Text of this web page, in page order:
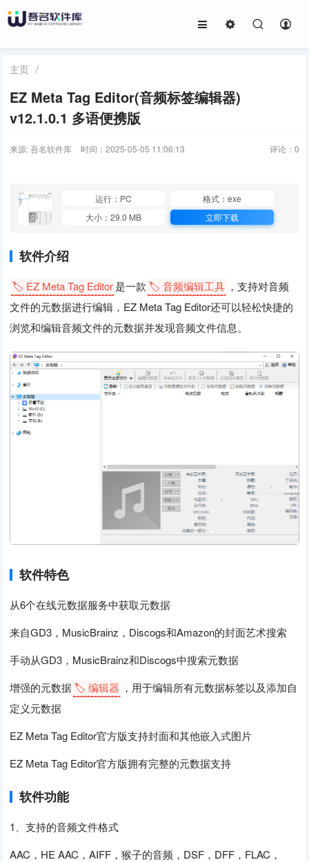
主页 /
EZ Meta Tag Editor(音频标签编辑器)
v12.1.0.1 多语便携版
来源: 吾名软件库 时间：2025-05-05 11:06:13 评论： 0
运行：PC
格式：exe
大小：29.0 MB
立即下载
软件介绍
🏷️ EZ Meta Tag Editor是一款 🏷️ 音频编辑工具 ，支持对音频
文件的元数据进行编辑，EZ Meta Tag Editor还可以轻松快捷的
浏览和编辑音频文件的元数据并发现音频文件信息。
软件特色
从6个在线元数据服务中获取元数据
来自GD3，MusicBrainz，Discogs和Amazon的封面艺术搜索
手动从GD3，MusicBrainz和Discogs中搜索元数据
增强的元数据🏷️ 编辑器 ，用于编辑所有元数据标签以及添加自
定义元数据
EZ Meta Tag Editor官方版支持封面和其他嵌入式图片
EZ Meta Tag Editor官方版拥有完整的元数据支持
软件功能
1、支持的音频文件格式
AAC，HE AAC，AIFF，猴子的音频，DSF，DFF，FLAC，